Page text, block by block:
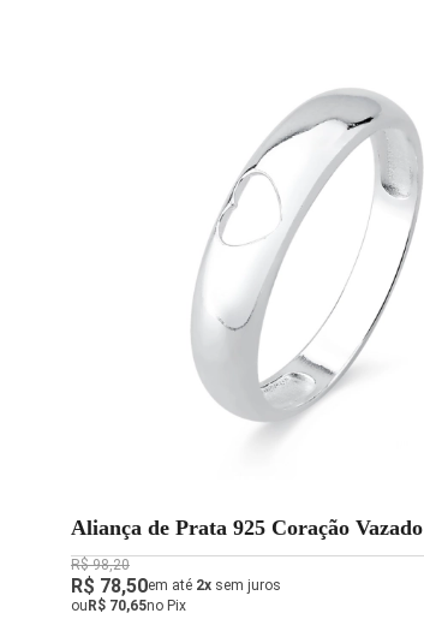
Aliança de Prata 925 Coração Vazado
R$ 98,20
R$ 78,50em até 2x sem juros
ouR$ 70,65no Pix